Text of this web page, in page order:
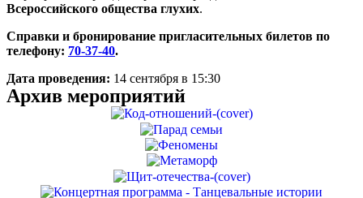
Всероссийского общества глухих.
Справки и бронирование пригласительных билетов по
телефону: 70-37-40.
Дата проведения: 14 сентября в 15:30
Архив мероприятий